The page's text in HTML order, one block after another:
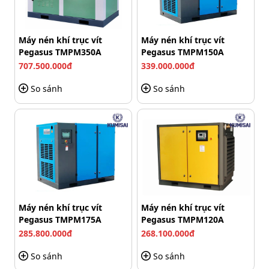
Thiết kế dạng hộp đóng kín còn giúp hạn chế bụi bẩn
xâm nhập vào bên trong, giúp máy vận hành ổn định
trong thời gian dài.
Máy nén khí trục vít
Pegasus TMPM350A
707.500.000đ
So sánh
Máy nén khí trục vít
Pegasus TMPM150A
339.000.000đ
So sánh
Máy nén khí trục vít
Pegasus TMPM175A
285.800.000đ
So sánh
Máy nén khí trục vít
Pegasus TMPM120A
268.100.000đ
So sánh